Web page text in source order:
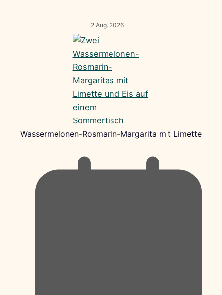
2 Aug. 2026
Wassermelonen-Rosmarin-Margarita mit Limette